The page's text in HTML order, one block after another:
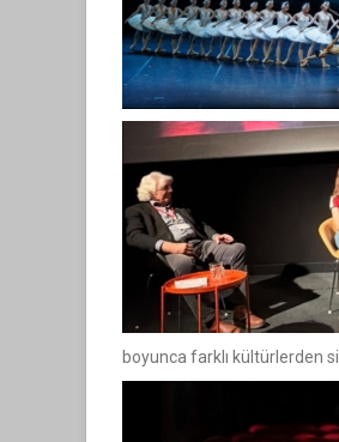
boyunca farklı kültürlerden